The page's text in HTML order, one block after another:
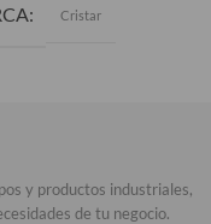
Cristar
y productos industriales,
de tu negocio.